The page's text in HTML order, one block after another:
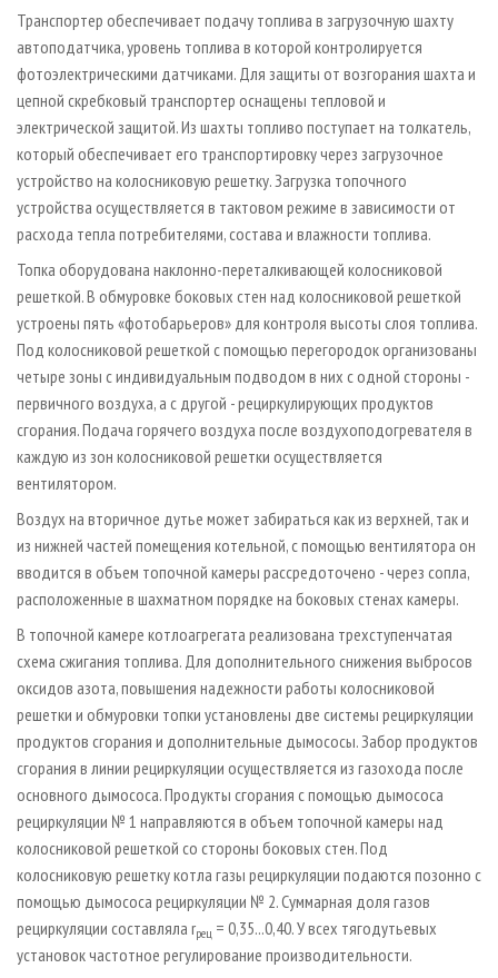
Транспортер обеспечивает подачу топлива в загрузочную шахту
автоподатчика, уровень топлива в которой контролируется
фотоэлектрическими датчиками. Для защиты от возгорания шахта и
цепной скребковый транспортер оснащены тепловой и
электрической защитой. Из шахты топливо поступает на толкатель,
который обеспечивает его транспортировку через загрузочное
устройство на колосниковую решетку. Загрузка топочного
устройства осуществляется в тактовом режиме в зависимости от
расхода тепла потребителями, состава и влажности топлива.
Топка оборудована наклонно-переталкивающей колосниковой
решеткой. В обмуровке боковых стен над колосниковой решеткой
устроены пять «фотобарьеров» для контроля высоты слоя топлива.
Под колосниковой решеткой с помощью перегородок организованы
четыре зоны с индивидуальным подводом в них с одной стороны -
первичного воздуха, а с другой - рециркулирующих продуктов
сгорания. Подача горячего воздуха после воздухоподогревателя в
каждую из зон колосниковой решетки осуществляется
вентилятором.
Воздух на вторичное дутье может забираться как из верхней, так и
из нижней частей помещения котельной, с помощью вентилятора он
вводится в объем топочной камеры рассредоточено - через сопла,
расположенные в шахматном порядке на боковых стенах камеры.
В топочной камере котлоагрегата реализована трехступенчатая
схема сжигания топлива. Для дополнительного снижения выбросов
оксидов азота, повышения надежности работы колосниковой
решетки и обмуровки топки установлены две системы рециркуляции
продуктов сгорания и дополнительные дымососы. Забор продуктов
сгорания в линии рециркуляции осуществляется из газохода после
основного дымососа. Продукты сгорания с помощью дымососа
рециркуляции № 1 направляются в объем топочной камеры над
колосниковой решеткой со стороны боковых стен. Под
колосниковую решетку котла газы рециркуляции подаются позонно с
помощью дымососа рециркуляции № 2. Суммарная доля газов
рециркуляции составляла rрец = 0,35...0,40. У всех тягодутьевых
установок частотное регулирование производительности.